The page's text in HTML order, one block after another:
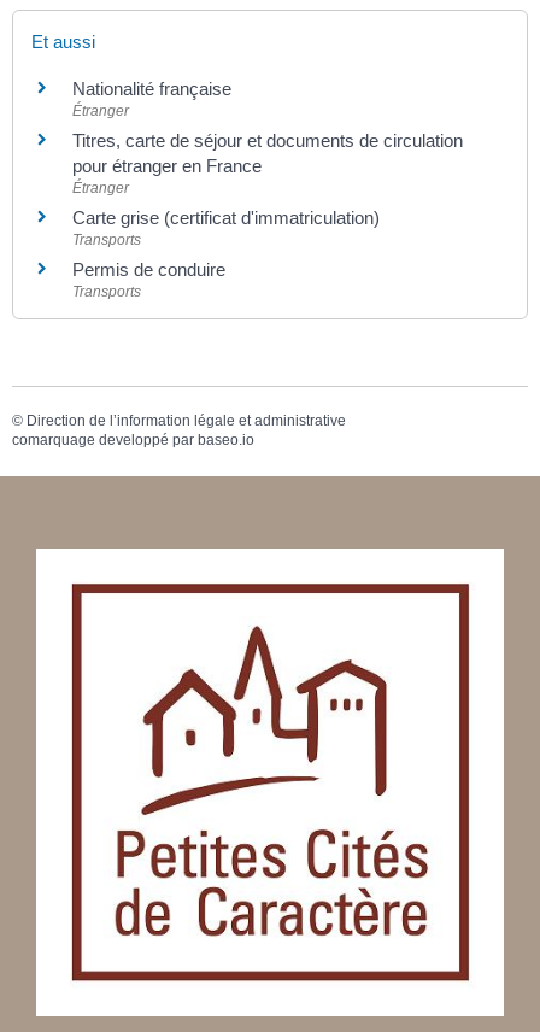
Et aussi
Nationalité française
Étranger
Titres, carte de séjour et documents de circulation
pour étranger en France
Étranger
Carte grise (certificat d'immatriculation)
Transports
Permis de conduire
Transports
© Direction de l’information légale et administrative
comarquage developpé par baseo.io